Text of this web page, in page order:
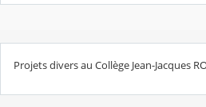
Projets divers au Collège Jean-Jacques